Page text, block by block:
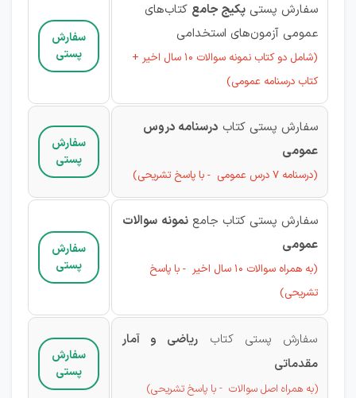
سفارش پستی پکیج جامع کتاب‌های
عمومی آزمون‌های استخدامی
(شامل دو کتاب نمونه سوالات 10 سال اخیر +
کتاب درسنامه عمومی)
سفارش
پستی
سفارش پستی کتاب درسنامه دروس
عمومی
(درسنامه 7 درس عمومی - با پاسخ تشریحی)
سفارش
پستی
سفارش پستی کتاب جامع نمونه سوالات
عمومی
(به همراه سوالات 10 سال اخیر - با پاسخ
تشریحی)
سفارش
پستی
سفارش پستی کتاب ریاضی و آمار
مقدماتی
(به همراه اصل سوالات - با پاسخ تشریحی)
سفارش
پستی